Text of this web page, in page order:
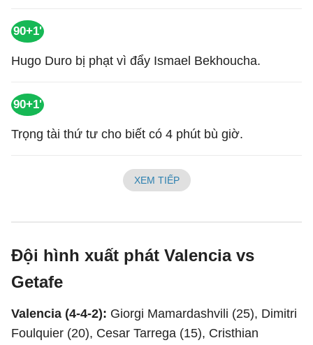
90+1'
Hugo Duro bị phạt vì đẩy Ismael Bekhoucha.
90+1'
Trọng tài thứ tư cho biết có 4 phút bù giờ.
XEM TIẾP
Đội hình xuất phát Valencia vs
Getafe
Valencia (4-4-2): Giorgi Mamardashvili (25), Dimitri
Foulquier (20), Cesar Tarrega (15), Cristhian